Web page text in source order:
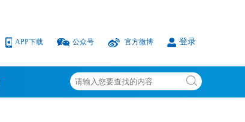
APP下载 公众号 官方微博 登录